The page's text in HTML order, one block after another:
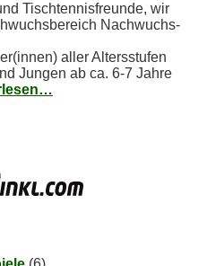
Tischtennisfreunde, wir
Nachwuchs-
aller Altersstufen
Jungen ab ca. 6-7 Jahre